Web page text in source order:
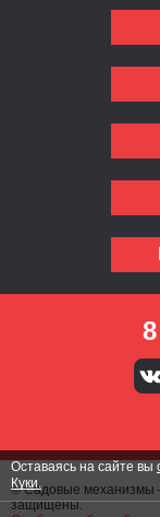
© Садовые механизмы
защищены.
Оставаясь на сайте вы
Куки.